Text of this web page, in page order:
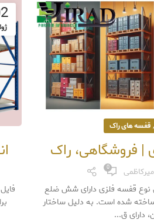
, قفسه های راک
| فروشگاهی، راک
0
قفسه فلزی دارای شش ضلع
شده است. به دلیل ساختار
دارای ق...